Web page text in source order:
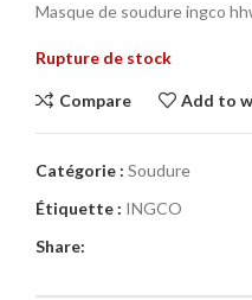
Masque de soudure ingco
Rupture de stock
Compare Add to
Catégorie : Soudure
Étiquette : INGCO
Share: